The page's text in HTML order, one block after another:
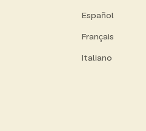
Español
Français
Italiano